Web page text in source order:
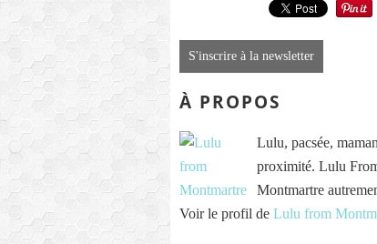
S'inscrire à la newsletter
À PROPOS
Lulu, pacsée,
proximité. Lulu
Montmartre
Voir le profil de Lulu from